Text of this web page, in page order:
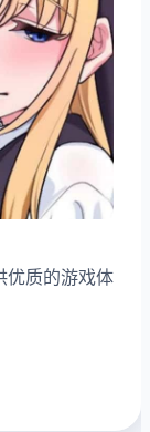
优质的游戏体